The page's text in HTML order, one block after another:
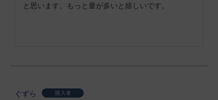
と思います。もっと量が多いと嬉しいです。
ぐずら 購入者